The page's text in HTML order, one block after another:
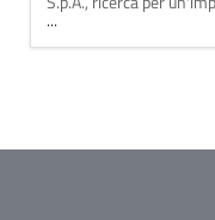
operante nel settore
Assistant
un nuovo punto
...